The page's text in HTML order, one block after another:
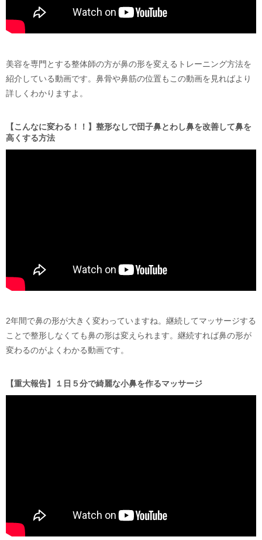
美容を専門とする整体師の方が鼻の形を変えるトレーニング方法を
紹介している動画です。鼻骨や鼻筋の位置もこの動画を見ればより
詳しくわかりますよ。
【こんなに変わる！！】整形なしで団子鼻とわし鼻を改善して鼻を
高くする方法
2年間で鼻の形が大きく変わっていますね。継続してマッサージする
ことで整形しなくても鼻の形は変えられます。継続すれば鼻の形が
変わるのがよくわかる動画です。
【重大報告】１日５分で綺麗な小鼻を作るマッサージ